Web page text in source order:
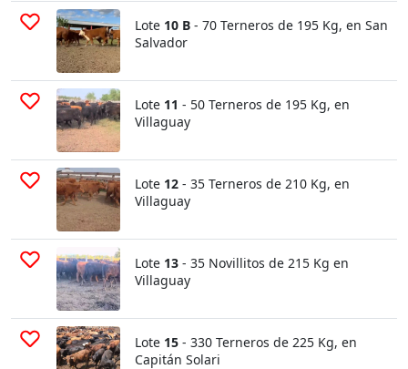
Lote 10 B - 70 Terneros de 195 Kg, en San
Salvador
Lote 11 - 50 Terneros de 195 Kg, en
Villaguay
Lote 12 - 35 Terneros de 210 Kg, en
Villaguay
Lote 13 - 35 Novillitos de 215 Kg en
Villaguay
Lote 15 - 330 Terneros de 225 Kg, en
Capitán Solari